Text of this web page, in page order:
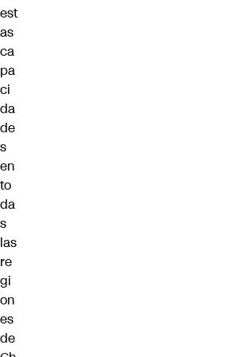
est
as
ca
pa
ci
da
de
s
en
to
da
s
las
re
gi
on
es
de